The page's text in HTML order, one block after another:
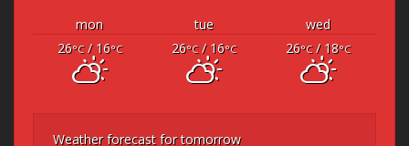
mon tue
wed
26°C/ 16°C 26°C/ 16°C 26°C/ 18°C
Weather forecast for tomorrow